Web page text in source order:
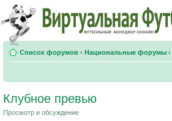
Список форумов ‹ Национальные форумы ‹
Клубное превью
Просмотр и обсуждение